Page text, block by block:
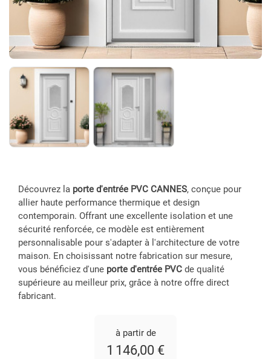
Découvrez la porte d'entrée PVC CANNES, conçue pour
allier haute performance thermique et design
contemporain. Offrant une excellente isolation et une
sécurité renforcée, ce modèle est entièrement
personnalisable pour s'adapter à l'architecture de votre
maison. En choisissant notre fabrication sur mesure,
vous bénéficiez d'une porte d'entrée PVC de qualité
supérieure au meilleur prix, grâce à notre offre direct
fabricant.
à partir de
1 146,00 €